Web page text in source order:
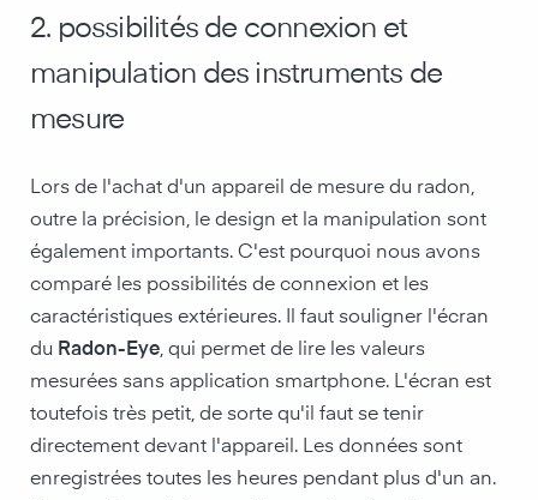
2. possibilités de connexion et
manipulation des instruments de
mesure
Lors de l'achat d'un appareil de mesure du radon,
outre la précision, le design et la manipulation sont
également importants. C'est pourquoi nous avons
comparé les possibilités de connexion et les
caractéristiques extérieures. Il faut souligner l'écran
du Radon-Eye, qui permet de lire les valeurs
mesurées sans application smartphone. L'écran est
toutefois très petit, de sorte qu'il faut se tenir
directement devant l'appareil. Les données sont
enregistrées toutes les heures pendant plus d'un an.